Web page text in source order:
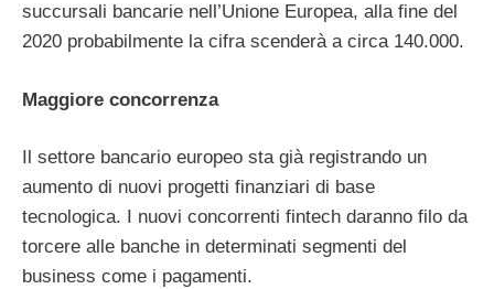
succursali bancarie nell’Unione Europea, alla fine del
2020 probabilmente la cifra scenderà a circa 140.000.
Maggiore concorrenza
Il settore bancario europeo sta già registrando un
aumento di nuovi progetti finanziari di base
tecnologica. I nuovi concorrenti fintech daranno filo da
torcere alle banche in determinati segmenti del
business come i pagamenti.